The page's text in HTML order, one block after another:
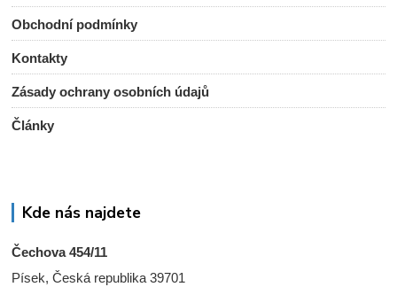
Obchodní podmínky
Kontakty
Zásady ochrany osobních údajů
Články
Kde nás najdete
Čechova 454/11
Písek, Česká republika 39701